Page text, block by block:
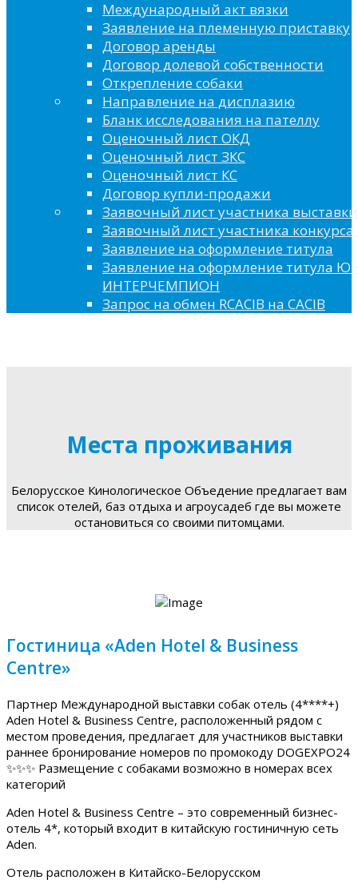
Международный акт вязки
Заявление на племенную приставку
Договор аренды
Договор долевой собственности
Открепление собаки
Направление на дисплазию
Бланк исследования на пателлу
Оценочный лист ОКД
Оценочный лист ЗКС
Оценочный лист КС
Договор купли-продажи
Заявочный лист участника выставки
Заявочный лист участника конкурса
Заявление на оформление титула
Заявление на оформление титула
ИНТЕРЧЕМПИОН
Запрос на обмен RCACIB на CACIB
Места проживания
Белорусское Кинологическое Объедение предлагает вам
список отелей, баз отдыха и агроусадеб где вы можете
остановиться со своими питомцами.
Гостиница «Aden Hotel & Business
Centre»
Партнер Международной выставки собак отель (4****+)
Aden Hotel & Business Centre, расположенный рядом с
местом проведения, предлагает для участников выставки
раннее бронирование номеров по промокоду DOGEXPO24
✨✨✨ Размещение с собаками возможно в номерах всех
категорий
Aden Hotel & Business Centre – это современный бизнес-
отель 4*, который входит в китайскую гостиничную сеть
Aden.
Отель расположен в Китайско-Белорусском